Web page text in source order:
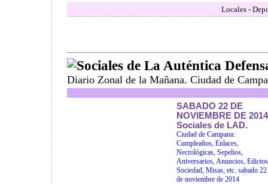
Locales -
Sociales de La Auténtica
Diario Zonal de la Mañana. Ciudad de
SABADO 22 DE
NOVIEMBRE DE
Sociales de LAD.
Ciudad de Campana:
Cumpleaños, Enlaces,
Necrológicas, Sepelios,
Aniversarios, Anuncios,
Sociedad, Misas, etc. sabado 22
de noviembre de 2014